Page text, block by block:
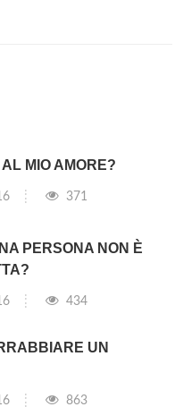
MIO AMORE?
371
PERSONA NON È
434
UN
863